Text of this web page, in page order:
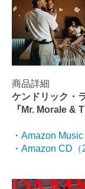
商品詳細
ケンドリック・
『Mr. Morale &
・ Amazon
・ Amazon CD（